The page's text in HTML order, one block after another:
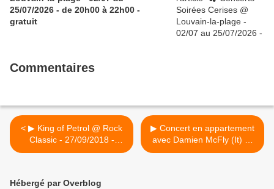
25/07/2026 - de 20h00 à 22h00 -
gratuit
Commentaires
< ▶ King of Petrol @ Rock
Classic - 27/09/2018 -
21h00 - Entrée gratuite !
▶ Concert en appartement
avec Damien McFly (It) @
Woluwé-saint-Pierre (Home
Hébergé par Overblog